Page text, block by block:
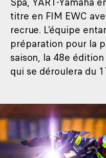
titre en FIM EWC
recrue. L’équipe
préparation pour la
saison, la 48e
qui se déroulera du